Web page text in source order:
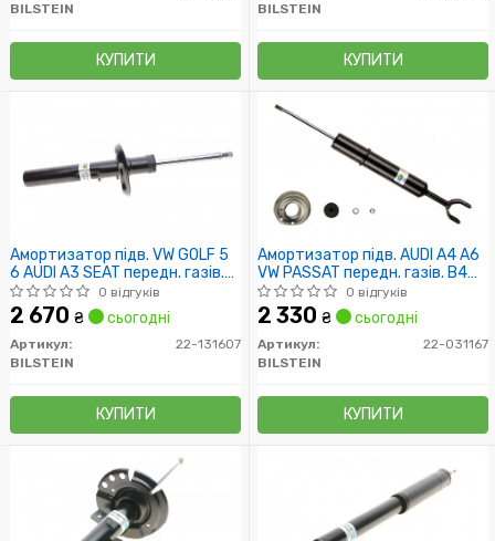
BILSTEIN
КУПИТИ
BILSTEIN
КУПИТИ
Амортизатор підв. VW GOLF 5
6 AUDI A3 SEAT передн. газів.
B4 (пр-во Bilstein)
0 відгуків
2 670 ₴ сьогодні
Артикул:
22-131607
BILSTEIN
КУПИТИ
Амортизатор підв. AUDI A4 A6
VW PASSAT передн. газів. B4
(пр-во Bilstein)0 відгуків
2 330 ₴ сьогодні
Артикул:
22-031167
BILSTEIN
КУПИТИ